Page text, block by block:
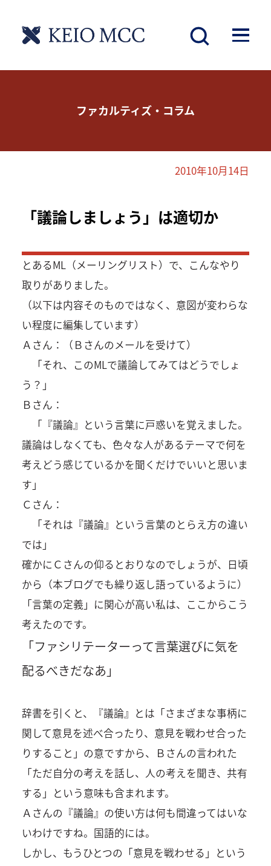
ファカルティズ・コラム
2010年10月14日
「議論しましょう」は適切か
とあるML（メーリングリスト）で、こんなやり
取りがありました。
（以下は内容そのものではなく、意図が変わらな
い程度に編集しています）
Ａさん：（Ｂさんのメールを受けて）
「それ、このMLで議論してみてはどうでしょ
う？」
Ｂさん：
「『議論』という言葉に戸惑いを覚えました。
議論はしなくても、色々な人があるテーマで何を
考えどう感じているかを聞くだけでいいと思いま
す」
Ｃさん：
「それは『議論』という言葉のとらえ方の違い
では」
確かにＣさんの仰るとおりなのでしょうが、日頃
から（本ブログでも繰り返し語っているように）
「言葉の定義」に関心が高い私は、ここからこう
考えたのです。
「ファシリテーターって言葉選びに気を
配るべきだなあ」
辞書を引くと、『議論』とは「さまざまな事柄に
関して意見を述べ合ったり、意見を戦わせ合った
りすること」の意ですから、Ｂさんの言われた
「ただ自分の考えを話し、人の考えを聞き、共有
する」という意味も含まれます。
Ａさんの『議論』の使い方は何も間違ってはいな
いわけですね。国語的には。
しかし、もうひとつの「意見を戦わせる」という